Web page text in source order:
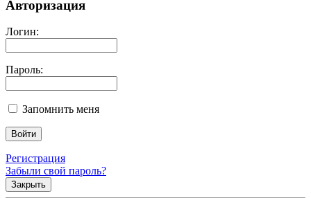
Авторизация
Логин:
Пароль:
Запомнить меня
Регистрация
Забыли свой пароль?
Закрыть